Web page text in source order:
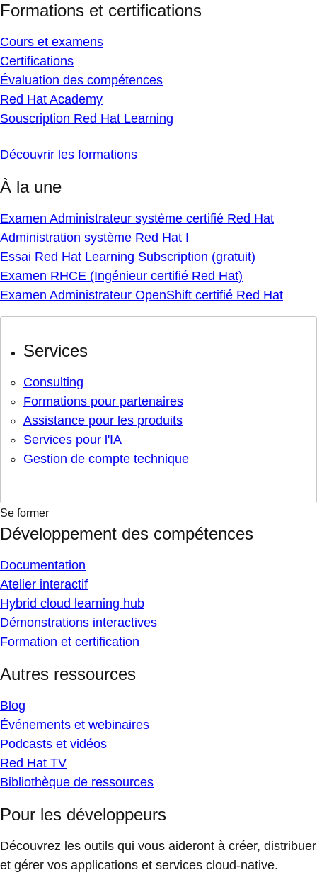
Formations et certifications
Cours et examens
Certifications
Évaluation des compétences
Red Hat Academy
Souscription Red Hat Learning
Découvrir les formations
À la une
Examen Administrateur système certifié Red Hat
Administration système Red Hat I
Essai Red Hat Learning Subscription (gratuit)
Examen RHCE (Ingénieur certifié Red Hat)
Examen Administrateur OpenShift certifié Red Hat
Services
Consulting
Formations pour partenaires
Assistance pour les produits
Services pour l'IA
Gestion de compte technique
Se former
Développement des compétences
Documentation
Atelier interactif
Hybrid cloud learning hub
Démonstrations interactives
Formation et certification
Autres ressources
Blog
Événements et webinaires
Podcasts et vidéos
Red Hat TV
Bibliothèque de ressources
Pour les développeurs
Découvrez les outils qui vous aideront à créer, distribuer
et gérer vos applications et services cloud-native.